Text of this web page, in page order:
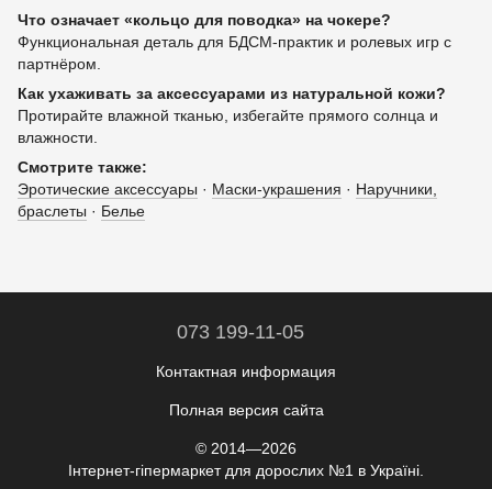
Что означает «кольцо для поводка» на чокере?
Функциональная деталь для БДСМ-практик и ролевых игр с
партнёром.
Как ухаживать за аксессуарами из натуральной кожи?
Протирайте влажной тканью, избегайте прямого солнца и
влажности.
Смотрите также:
Эротические аксессуары · Маски-украшения · Наручники,
браслеты · Белье
073 199-11-05
Контактная информация
Полная версия сайта
© 2014—2026
Інтернет-гіпермаркет для дорослих №1 в Україні.